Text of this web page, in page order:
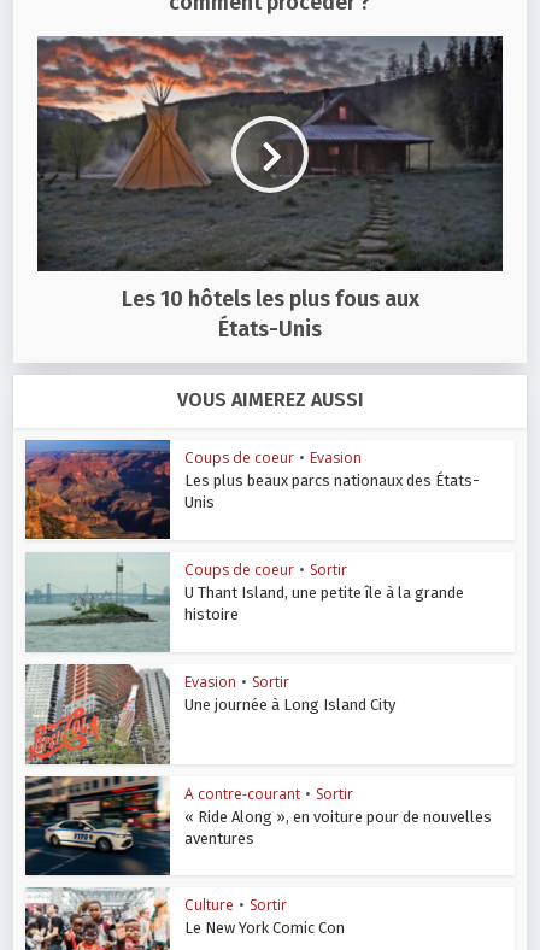
Les 10 hôtels les plus fous aux
États-Unis
VOUS AIMEREZ AUSSI
Coups de coeur • Evasion
Les plus beaux parcs nationaux des États-
Unis
Coups de coeur • Sortir
U Thant Island, une petite île à la grande
histoire
Evasion • Sortir
Une journée à Long Island City
A contre-courant • Sortir
« Ride Along », en voiture pour de nouvelles
aventures
Culture • Sortir
Le New York Comic Con